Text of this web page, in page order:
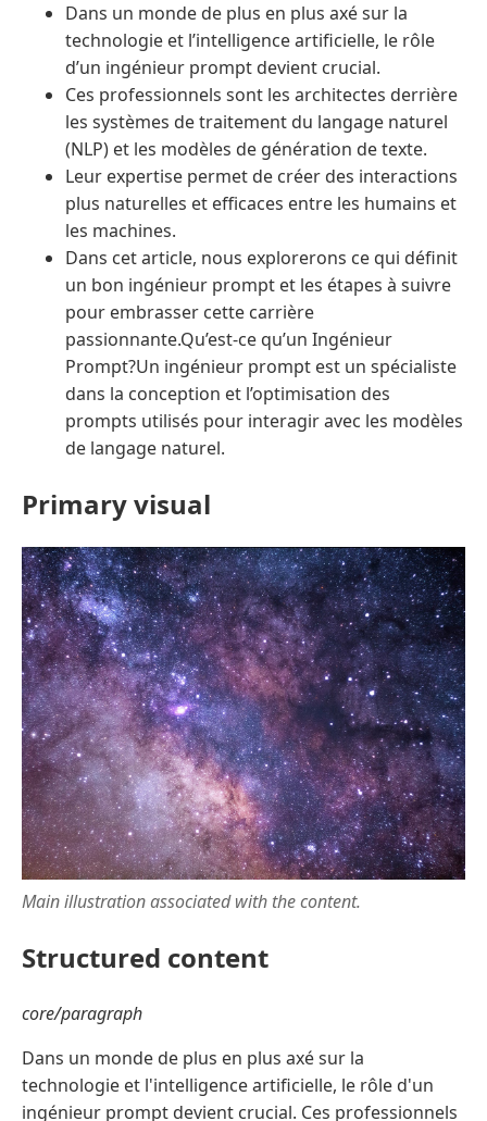
Dans un monde de plus en plus axé sur la
technologie et l’intelligence artificielle, le rôle
d’un ingénieur prompt devient crucial.
Ces professionnels sont les architectes derrière
les systèmes de traitement du langage naturel
(NLP) et les modèles de génération de texte.
Leur expertise permet de créer des interactions
plus naturelles et efficaces entre les humains et
les machines.
Dans cet article, nous explorerons ce qui définit
un bon ingénieur prompt et les étapes à suivre
pour embrasser cette carrière
passionnante.Qu’est-ce qu’un Ingénieur
Prompt?Un ingénieur prompt est un spécialiste
dans la conception et l’optimisation des
prompts utilisés pour interagir avec les modèles
de langage naturel.
Primary visual
Main illustration associated with the content.
Structured content
core/paragraph
Dans un monde de plus en plus axé sur la
technologie et l'intelligence artificielle, le rôle d'un
ingénieur prompt devient crucial. Ces professionnels